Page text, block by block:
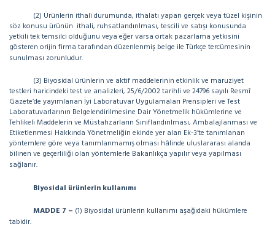
(2) Ürünlerin ithali durumunda, ithalatı yapan gerçek veya tüzel kişinin
söz konusu ürünün ithali, ruhsatlandırılması, tescili ve satışı konusunda
yetkili tek temsilci olduğunu veya eğer varsa ortak pazarlama yetkisini
gösteren orijin firma tarafından düzenlenmiş belge ile Türkçe tercümesinin
sunulması zorunludur.
(3) Biyosidal ürünlerin ve aktif maddelerinin etkinlik ve maruziyet
testleri haricindeki test ve analizleri, 25/6/2002 tarihli ve 24796 sayılı Resmî
Gazete’de yayımlanan İyi Laboratuvar Uygulamaları Prensipleri ve Test
Laboratuvarlarının Belgelendirilmesine Dair Yönetmelik hükümlerine ve
Tehlikeli Maddelerin ve Müstahzarların Sınıflandırılması, Ambalajlanması ve
Etiketlenmesi Hakkında Yönetmeliğin ekinde yer alan Ek-3’te tanımlanan
yöntemlere göre veya tanımlanmamış olması hâlinde uluslararası alanda
bilinen ve geçerliliği olan yöntemlerle Bakanlıkça yapılır veya yapılması
sağlanır.
Biyosidal ürünlerin kullanımı
MADDE 7 – (1) Biyosidal ürünlerin kullanımı aşağıdaki hükümlere
tabidir.